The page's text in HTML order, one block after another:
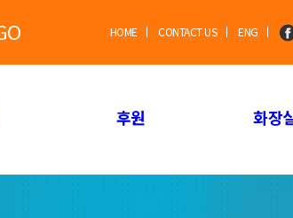
HOME CONTACT US ENG
후원 화장